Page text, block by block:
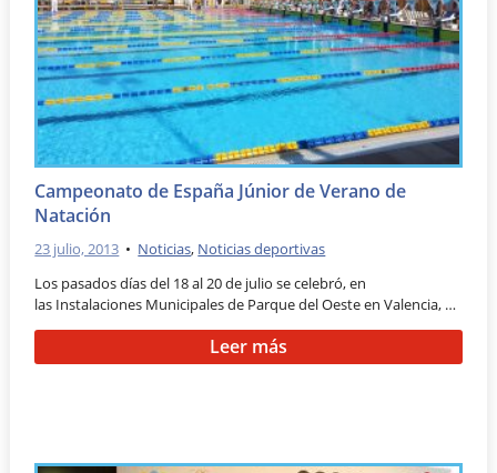
Campeonato de España Júnior de Verano de
Natación
23 julio, 2013 • Noticias, Noticias deportivas
Los pasados días del 18 al 20 de julio se celebró, en
las Instalaciones Municipales de Parque del Oeste en Valencia, …
Leer más